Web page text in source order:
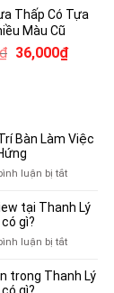
là:
50,000₫.
tại
28,000₫.
Thấp Có Tựa
Màu Cũ
₫ Giá
36,000₫Giá
Bàn Làm Việc
luận bị tắtở
Trang
Làm
Tạo
tại Thanh Lý
gì?
luận bị tắtở
Review
trong Thanh Lý